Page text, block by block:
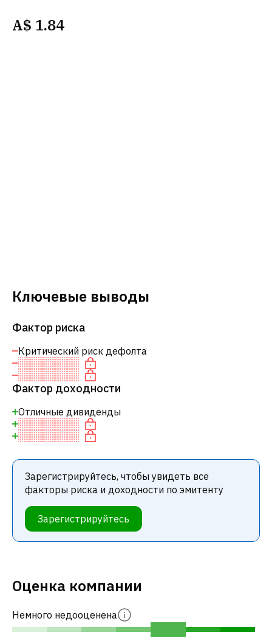
A$ 1.84
Ключевые выводы
Фактор риска
Критический риск дефолта
Фактор доходности
Отличные дивиденды
Зарегистрируйтесь, чтобы увидеть все
факторы риска и доходности по эмитенту
Зарегистрируйтесь
Оценка компании
Немного недооценена